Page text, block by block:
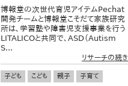
博報堂の次世代育児アイテムPechat
開発チームと博報堂こそだて家族研究
所は、学習塾や障害児支援事業を行う
LITALICOと共同で、ASD（Autism
S...
リサーチの続き
子ども こども 親子 子育て